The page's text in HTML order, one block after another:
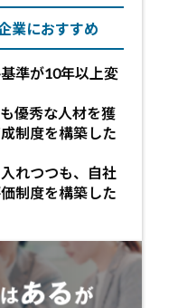
業におすすめ
準が10年以上変
優秀な人材を獲
制度を構築した
れつつも、自社
制度を構築した